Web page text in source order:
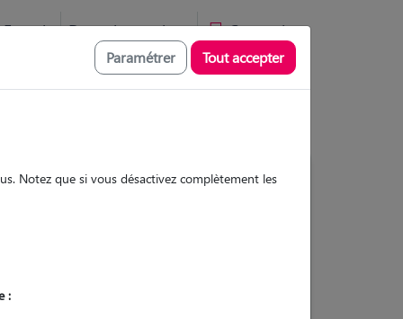
Favoris Devenir pet sitter Connexion
Paramétrer Tout accepter
Notez que si vous désactivez complètement les
: